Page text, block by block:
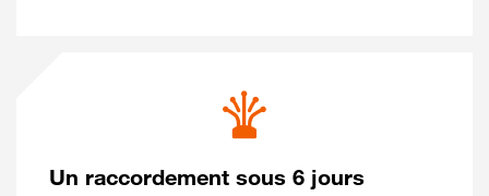
Un raccordement sous 6 jours